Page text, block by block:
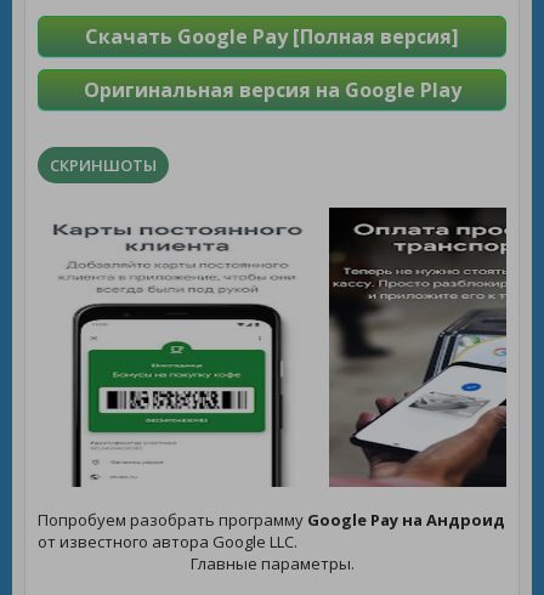
Скачать Google Pay [Полная версия]
Оригинальная версия на Google Play
СКРИНШОТЫ
Попробуем разобрать программу Google Pay на Андроид
от известного автора Google LLC.
Главные параметры.